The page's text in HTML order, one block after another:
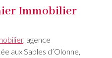
Immobilier
, agence
aux Sables d’Olonne,